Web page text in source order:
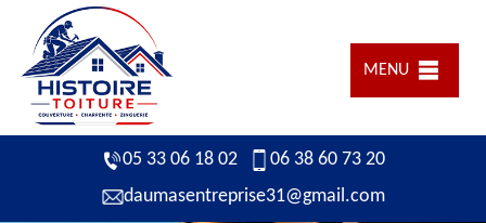
MENU
05 33 06 18 02
06 38 60 73 20
daumasentreprise31@gmail.com